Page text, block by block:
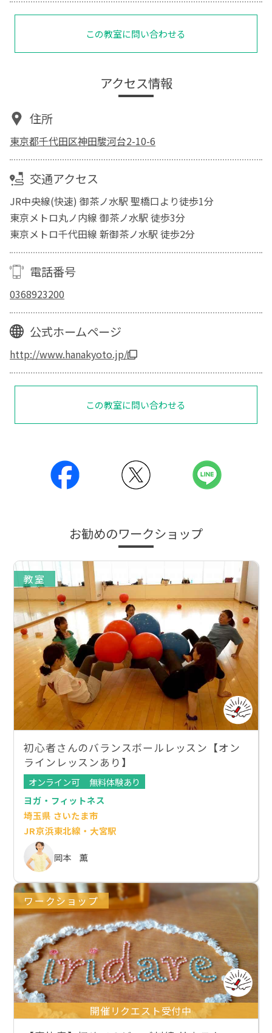
この教室に問い合わせる
アクセス情報
住所
東京都千代田区神田駿河台2-10-6
交通アクセス
JR中央線(快速) 御茶ノ水駅 聖橋口より徒歩1分
東京メトロ丸ノ内線 御茶ノ水駅 徒歩3分
東京メトロ千代田線 新御茶ノ水駅 徒歩2分
電話番号
0368923200
公式ホームページ
http://www.hanakyoto.jp/
この教室に問い合わせる
お勧めのワークショップ
教室
初心者さんのバランスボールレッスン【オン
ラインレッスンあり】
オンライン可
無料体験あり
ヨガ・フィットネス
埼玉県 さいたま市
JR京浜東北線・大宮駅
岡本 薫
ワークショップ
開催リクエスト受付中